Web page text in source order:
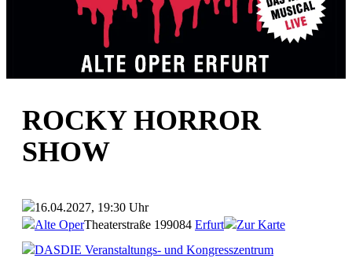
ROCKY HORROR
SHOW
16.04.2027, 19:30 Uhr
Alte OperTheaterstraße 199084 Erfurt
Zur Karte
DASDIE Veranstaltungs- und Kongresszentrum